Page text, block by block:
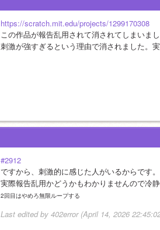
https://scratch.mit.edu/projects/1299170308
この作品が報告乱用されて消されてしまいま
刺激が強すぎるという理由で消されました。
#2912
ですから、刺激的に感じた人がいるからです。
実際報告乱用かどうかもわかりませんので冷
2回目はやめろ無限ループする
Last edited by 402error (April 14, 2026